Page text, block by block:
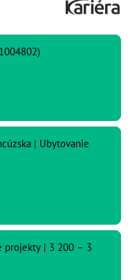
| Ubytovanie
projekty | 3 200 – 3